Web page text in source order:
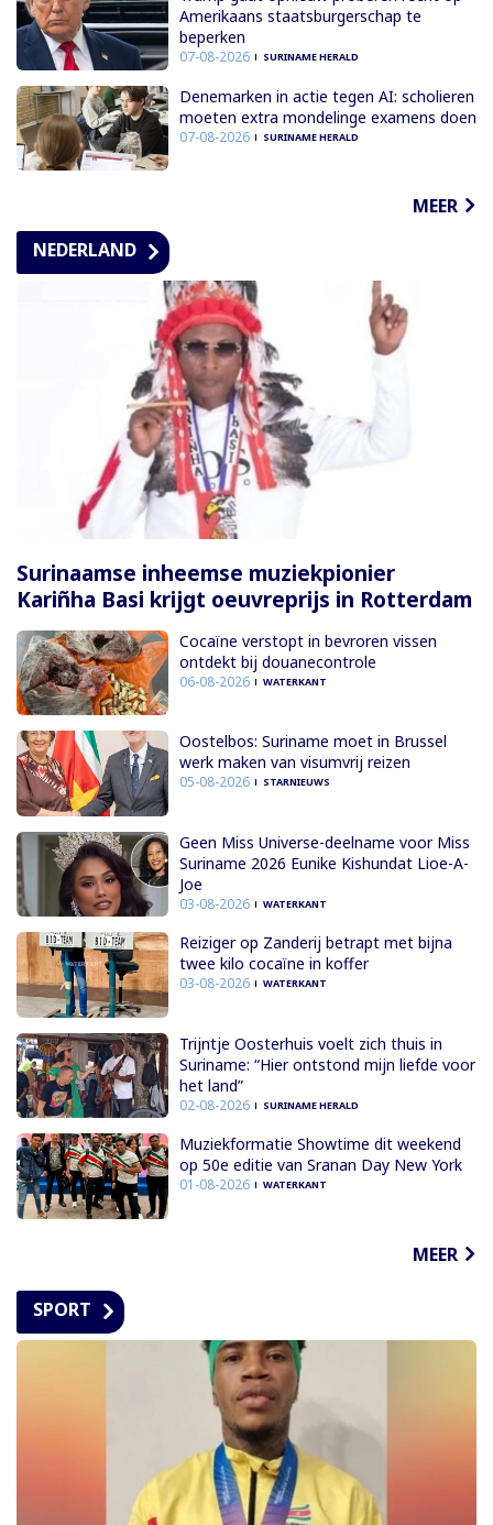
Amerikaans staatsburgerschap te
beperken
07-08-2026 SURINAME HERALD
Denemarken in actie tegen AI: scholieren
moeten extra mondelinge examens doen
07-08-2026 SURINAME HERALD
MEER
NEDERLAND
Surinaamse inheemse muziekpionier
Kariñha Basi krijgt oeuvreprijs in Rotterdam
Cocaïne verstopt in bevroren vissen
ontdekt bij douanecontrole
06-08-2026 WATERKANT
Oostelbos: Suriname moet in Brussel
werk maken van visumvrij reizen
05-08-2026 STARNIEUWS
Geen Miss Universe-deelname voor Miss
Suriname 2026 Eunike Kishundat Lioe-A-
Joe
03-08-2026 WATERKANT
Reiziger op Zanderij betrapt met bijna
twee kilo cocaïne in koffer
03-08-2026 WATERKANT
Trijntje Oosterhuis voelt zich thuis in
Suriname: “Hier ontstond mijn liefde voor
het land”
02-08-2026 SURINAME HERALD
Muziekformatie Showtime dit weekend
op 50e editie van Sranan Day New York
01-08-2026 WATERKANT
MEER
SPORT